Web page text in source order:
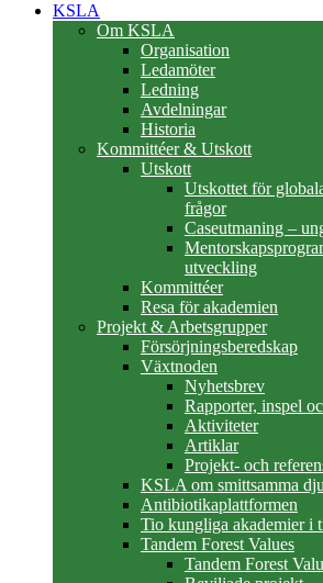
KSLA
Om KSLA
Organisation
Ledamöter
Ledning
Avdelningar
Historia
Kommittéer & Utskott
Utskott
Utskottet för
frågor
Caseutmaning –
utveckling
Kommittéer
Resa för akademien
Projekt & Arbetsgrupper
Försörjningsberedskap
Växtnoden
Nyhetsbrev
Rapporter, inspel
Aktiviteter
Artiklar
Projekt- och
KSLA om smittsamma
Antibiotikaplattformen
Tio kungliga akademier i
Tandem Forest Values
Tandem Forest